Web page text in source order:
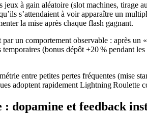
jeux à gain aléatoire (slot machines, tirage
s’attendaient à voir apparaître un
la mise après chaque flash gagnant.
un comportement observable : après
(bonus dépôt +20 % pendant
entre petites pertes fréquentes (mise
adoptent rapidement Lightning Roulette
dopamine et feedback